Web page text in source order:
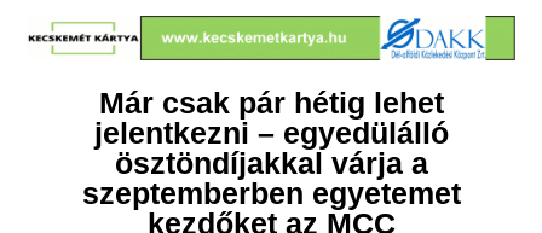
Már csak pár hétig lehet
jelentkezni – egyedülálló
ösztöndíjakkal várja a
szeptemberben egyetemet
kezdőket az MCC